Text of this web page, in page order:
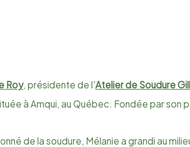
Roy, présidente de l'Atelier de Soudure
à Amqui, au Québec. Fondée par son
de la soudure, Mélanie a grandi au